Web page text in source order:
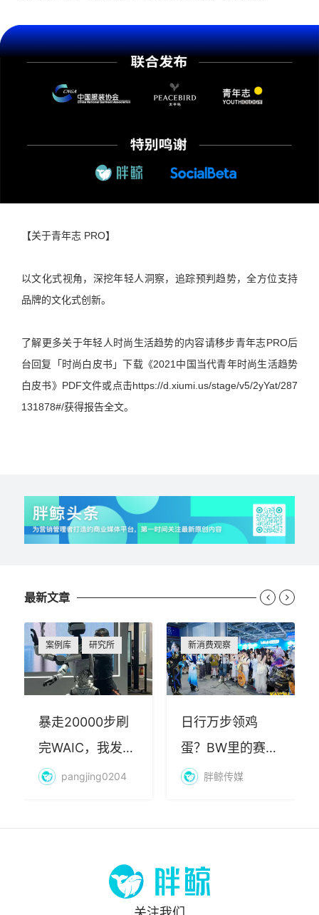
【关于青年志 PRO】
以文化式视角，深挖年轻人洞察，追踪预判趋势，全方位支持
品牌的文化式创新。
了解更多关于年轻人时尚生活趋势的内容请移步青年志PRO后
台回复「时尚白皮书」下载《2021中国当代青年时尚生活趋势
白皮书》PDF文件或点击https://d.xiumi.us/stage/v5/2yYat/287
131878#/获得报告全文。
最新文章
案例库 研究所
暴走20000步刷
完WAIC，我发现
AI最赚钱的不是
pangjing0204
新消费观察
日行万步领鸡
蛋？BW里的赛博
朝圣，藏着品牌
胖鲸传媒
 